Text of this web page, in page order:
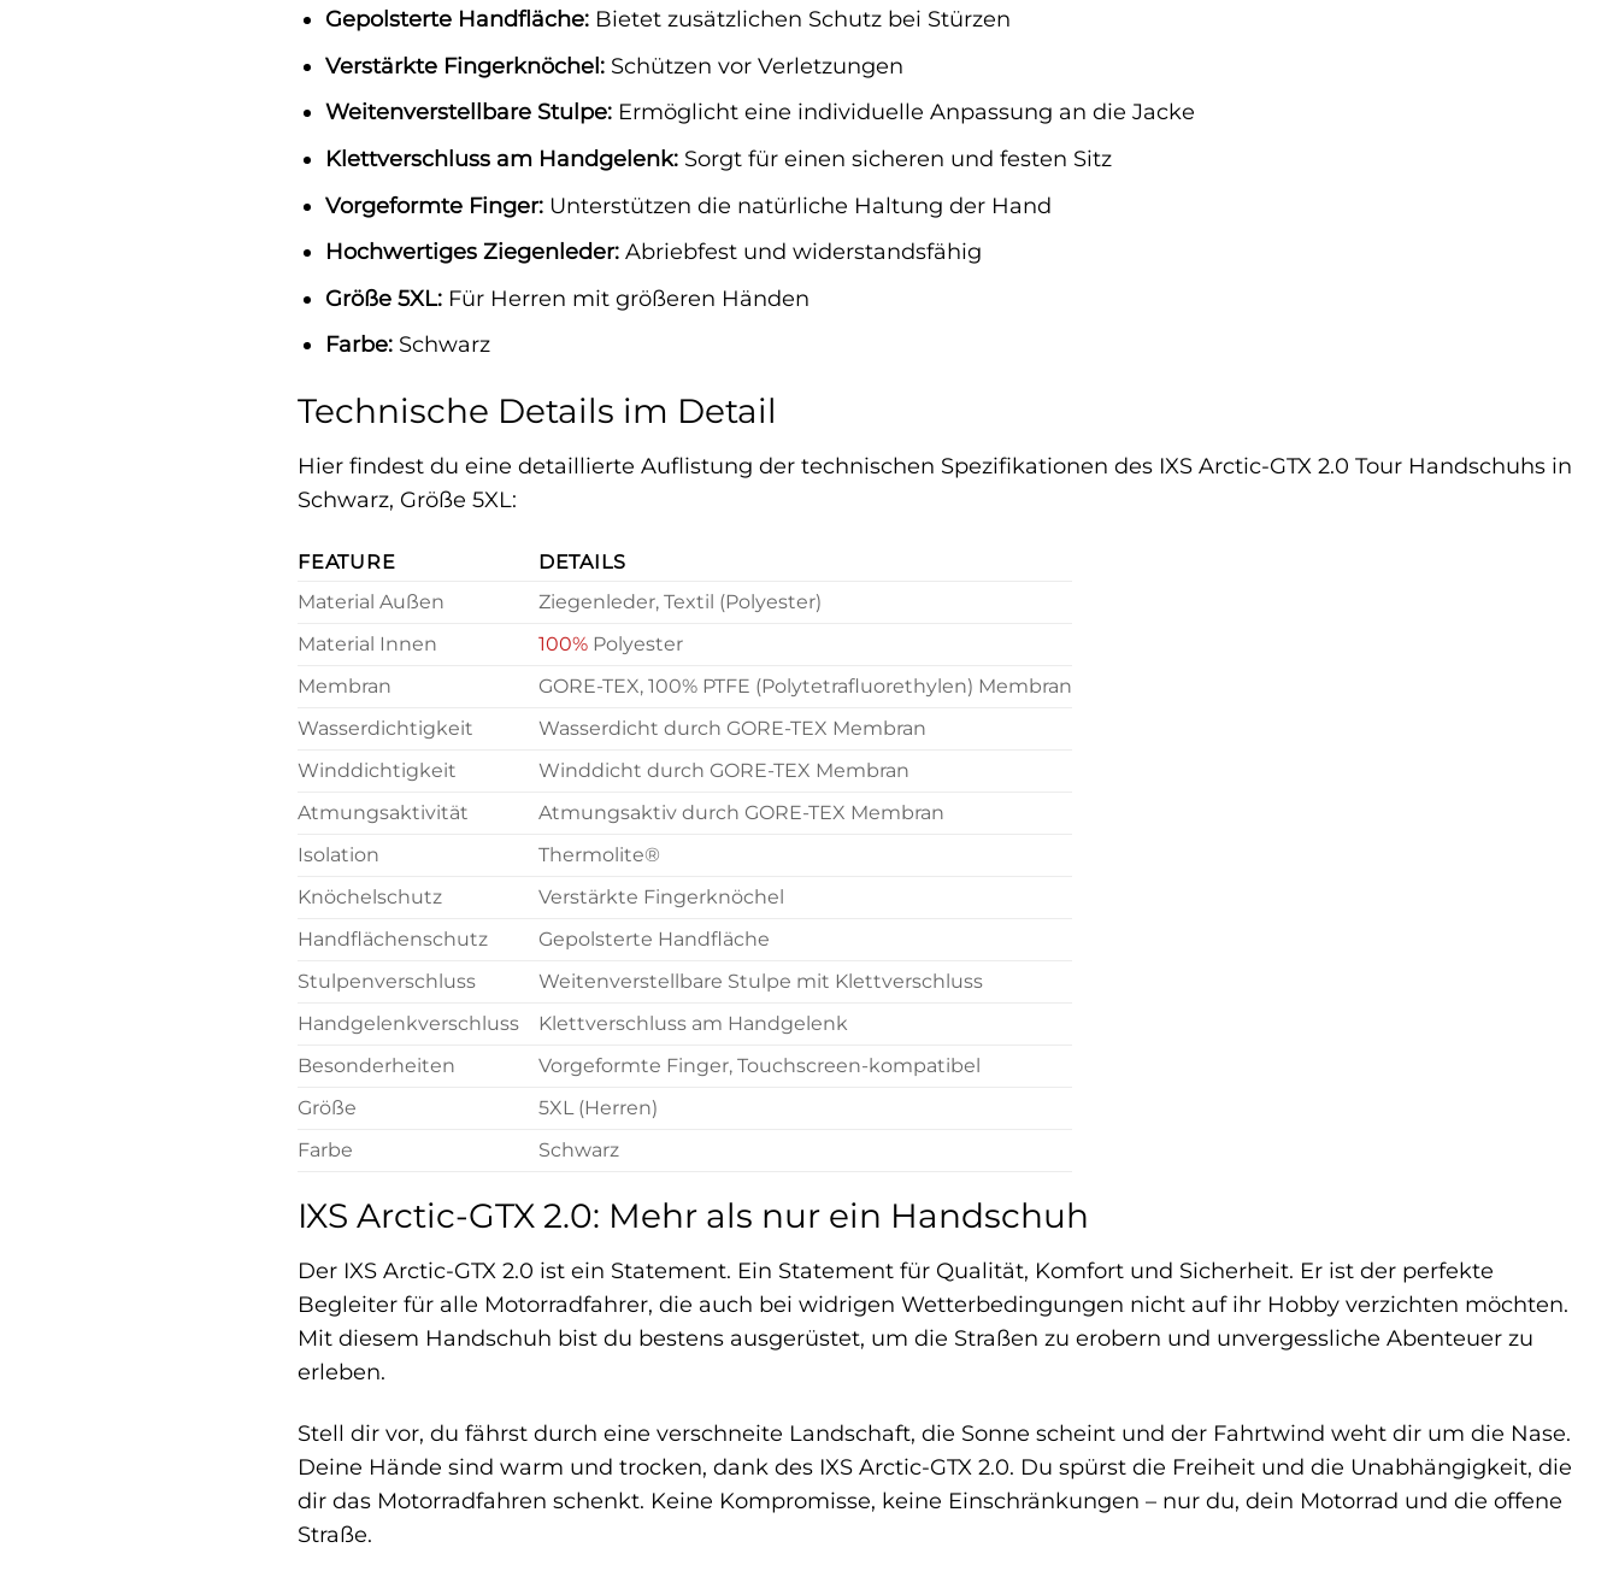
Gepolsterte Handfläche:Bietet zusätzlichen Schutz bei Stürzen
Verstärkte Fingerknöchel:Schützen vor Verletzungen
Weitenverstellbare Stulpe:Ermöglicht eine individuelle Anpassung an die Jacke
Klettverschluss am Handgelenk:Sorgt für einen sicheren und festen Sitz
Vorgeformte Finger:Unterstützen die natürliche Haltung der Hand
Hochwertiges Ziegenleder:Abriebfest und widerstandsfähig
Größe 5XL:Für Herren mit größeren Händen
Farbe:Schwarz
Technische Details im Detail
Hier findest du eine detaillierte Auflistung der technischen Spezifikationen des IXS Arctic-GTX 2.0 Tour Handschuhs in
Schwarz, Größe 5XL:
FEATURE
DETAILS
Material Außen
Ziegenleder, Textil (Polyester)
Material Innen
100%Polyester
Membran
GORE-TEX, 100% PTFE (Polytetrafluorethylen) Membran
Wasserdichtigkeit
Wasserdicht durch GORE-TEX Membran
Winddichtigkeit
Winddicht durch GORE-TEX Membran
Atmungsaktivität
Atmungsaktiv durch GORE-TEX Membran
Isolation
Thermolite®
Knöchelschutz
Verstärkte Fingerknöchel
Handflächenschutz
Gepolsterte Handfläche
Stulpenverschluss
Weitenverstellbare Stulpe mit Klettverschluss
Handgelenkverschluss
Klettverschluss am Handgelenk
Besonderheiten
Vorgeformte Finger, Touchscreen-kompatibel
Größe
5XL (Herren)
Farbe
Schwarz
IXS Arctic-GTX 2.0: Mehr als nur ein Handschuh
Der IXS Arctic-GTX 2.0 ist ein Statement. Ein Statement für Qualität, Komfort und Sicherheit. Er ist der perfekte
Begleiter für alle Motorradfahrer, die auch bei widrigen Wetterbedingungen nicht auf ihr Hobby verzichten möchten.
Mit diesem Handschuh bist du bestens ausgerüstet, um die Straßen zu erobern und unvergessliche Abenteuer zu
erleben.
Stell dir vor, du fährst durch eine verschneite Landschaft, die Sonne scheint und der Fahrtwind weht dir um die Nase.
Deine Hände sind warm und trocken, dank des IXS Arctic-GTX 2.0. Du spürst die Freiheit und die Unabhängigkeit, die
dir das Motorradfahren schenkt. Keine Kompromisse, keine Einschränkungen – nur du, dein Motorrad und die offene
Straße.